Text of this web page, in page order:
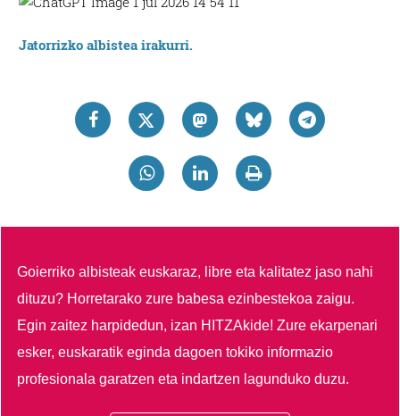
Jatorrizko albistea irakurri.
Goierriko albisteak euskaraz, libre eta kalitatez jaso nahi
dituzu? Horretarako zure babesa ezinbestekoa zaigu.
Egin zaitez harpidedun, izan HITZAkide!Zure ekarpenari
esker, euskaratik eginda dagoen tokiko informazio
profesionala garatzen eta indartzen lagunduko duzu.